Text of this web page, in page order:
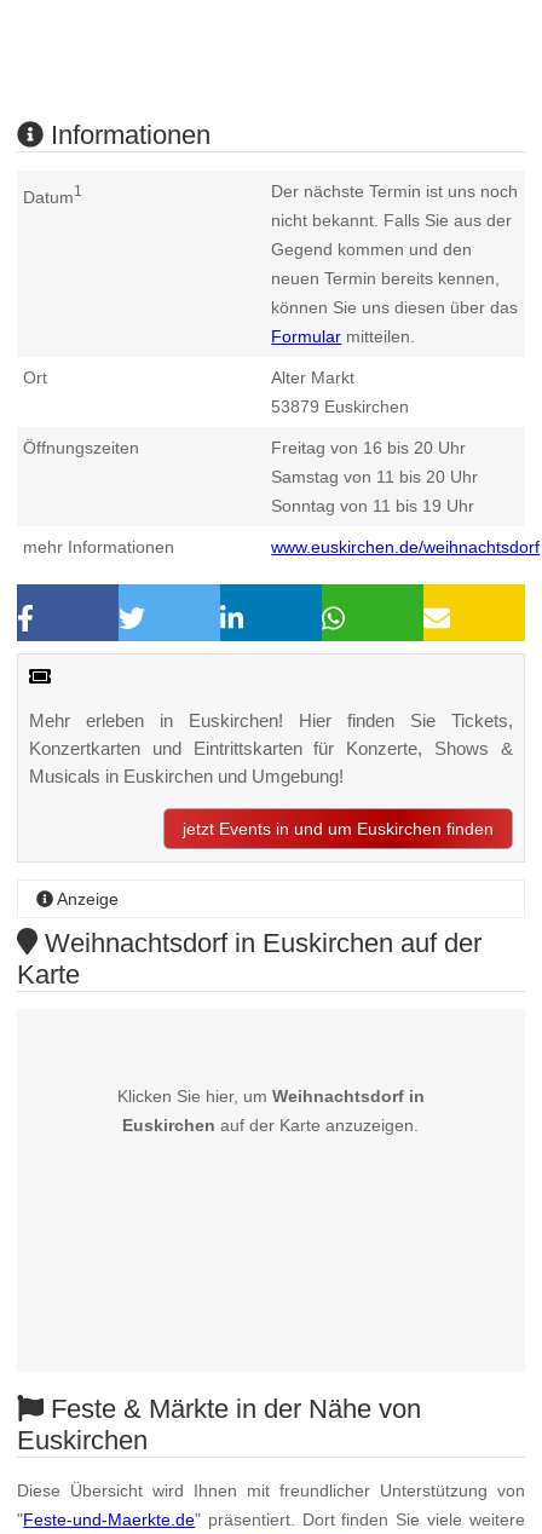
Informationen
Datum1
Der nächste Termin ist uns noch
nicht bekannt. Falls Sie aus der
Gegend kommen und den
neuen Termin bereits kennen,
können Sie uns diesen über das
Formular mitteilen.
Ort
Alter Markt
53879 Euskirchen
Öffnungszeiten
Freitag von 16 bis 20 Uhr
Samstag von 11 bis 20 Uhr
Sonntag von 11 bis 19 Uhr
mehr Informationen www.euskirchen.de/weihnachtsdorf
Mehr erleben in Euskirchen! Hier finden Sie Tickets,
Konzertkarten und Eintrittskarten für Konzerte, Shows &
Musicals in Euskirchen und Umgebung!
jetzt Events in und um Euskirchen finden
Anzeige
Weihnachtsdorf in Euskirchen auf der
Karte
Klicken Sie hier, um Weihnachtsdorf in
Euskirchen auf der Karte anzuzeigen.
Feste & Märkte in der Nähe von
Euskirchen
Diese Übersicht wird Ihnen mit freundlicher Unterstützung von
"Feste-und-Maerkte.de" präsentiert. Dort finden Sie viele weitere